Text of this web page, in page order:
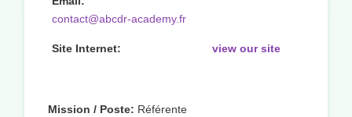
contact@abcdr-academy.fr
Site Internet: view our site
Mission / Poste: Référente